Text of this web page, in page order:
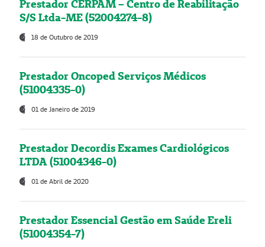
Prestador CERPAM – Centro de Reabilitação
S/S Ltda-ME (52004274-8)
18 de Outubro de 2019
Prestador Oncoped Serviços Médicos
(51004335-0)
01 de Janeiro de 2019
Prestador Decordis Exames Cardiológicos
LTDA (51004346-0)
01 de Abril de 2020
Prestador Essencial Gestão em Saúde Ereli
(51004354-7)